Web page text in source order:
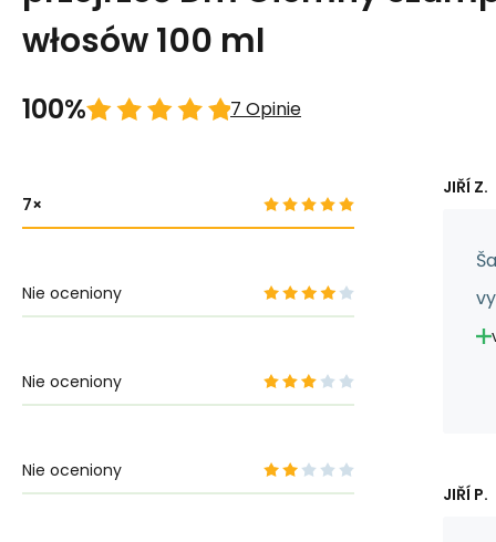
włosów 100 ml
100% 7 Opinie
7
Nie oceniony
Nie oceniony
Nie oceniony
JIŘÍ Z.
JIŘÍ P.